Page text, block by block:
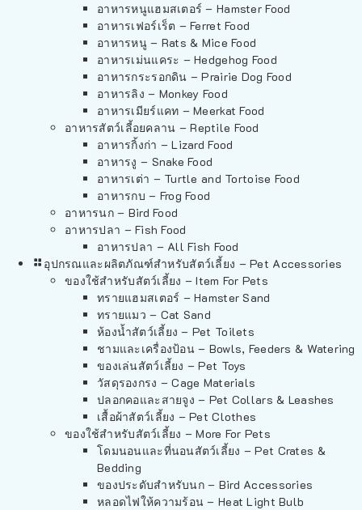
อาหารหนูแฮมสเตอร์ – Hamster Food
อาหารเฟอร์เร็ต – Ferret Food
อาหารหนู – Rats & Mice Food
อาหารเม่นแคระ – Hedgehog Food
อาหารกระรอกดิน – Prairie Dog Food
อาหารลิง – Monkey Food
อาหารเมียร์แคท – Meerkat Food
อาหารสัตว์เลี้อยคลาน – Reptile Food
อาหารกิ้งก่า – Lizard Food
อาหารงู – Snake Food
อาหารเต่า – Turtle and Tortoise Food
อาหารกบ – Frog Food
อาหารนก – Bird Food
อาหารปลา – Fish Food
อาหารปลา – All Fish Food
อุปกรณและผลิตภัณฑ์สำหรับสัตว์เลี้ยง – Pet Accessories
ของใช้สำหรับสัตว์เลี้ยง – Item For Pets
ทรายแฮมสเตอร์ – Hamster Sand
ทรายแมว – Cat Sand
ห้องน้ำสัตว์เลี้ยง – Pet Toilets
ชามและเครื่องป้อน – Bowls, Feeders & Watering
ของเล่นสัตว์เลี้ยง – Pet Toys
วัสดุรองกรง – Cage Materials
ปลอกคอและสายจูง – Pet Collars & Leashes
เสื้อผ้าสัตว์เลี้ยง – Pet Clothes
ของใช้สำหรับสัตว์เลี้ยง – More For Pets
โดมนอนและที่นอนสัตว์เลี้ยง – Pet Crates &
Bedding
ของประดับสำหรับนก – Bird Accessories
หลอดไฟให้ความร้อน – Heat Light Bulb